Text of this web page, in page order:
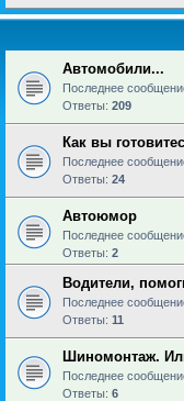
Автомобили...
Последнее
Ответы: 209
Как вы
Последнее
Ответы: 24
Автоюмор
Последнее
Ответы: 2
Водители,
Последнее
Ответы: 11
Шиномонтаж.
Последнее
Ответы: 6